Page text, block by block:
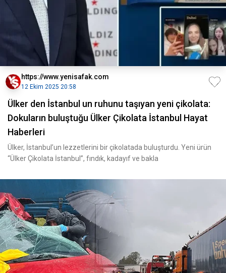
https://www.yenisafak.com
12 Ekim 2025 20:58
Ülker den İstanbul un ruhunu taşıyan yeni çikolata:
Dokuların buluştuğu Ülker Çikolata İstanbul Hayat
Haberleri
Ülker, İstanbul’un lezzetlerini bir çikolatada buluşturdu. Yeni ürün
“Ülker Çikolata İstanbul”, fındık, kadayıf ve bakla